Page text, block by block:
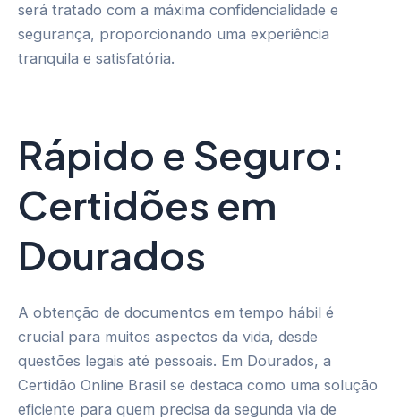
será tratado com a máxima confidencialidade e
segurança, proporcionando uma experiência
tranquila e satisfatória.
Rápido e Seguro:
Certidões em
Dourados
A obtenção de documentos em tempo hábil é
crucial para muitos aspectos da vida, desde
questões legais até pessoais. Em Dourados, a
Certidão Online Brasil se destaca como uma solução
eficiente para quem precisa da segunda via de